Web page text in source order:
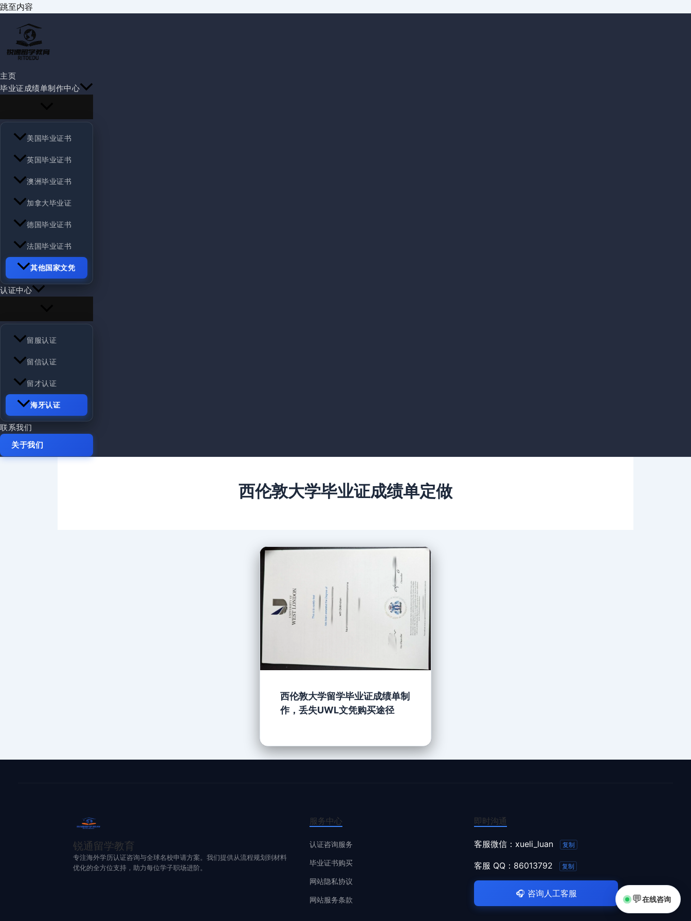
跳至内容
主页
毕业证成绩单制作中心
美国毕业证书
英国毕业证书
澳洲毕业证书
加拿大毕业证
德国毕业证书
法国毕业证书
其他国家文凭
认证中心
留服认证
留信认证
留才认证
海牙认证
联系我们
关于我们
西伦敦大学毕业证成绩单定做
西伦敦大学留学毕业证成绩单制
作，丢失UWL文凭购买途径
锐通留学教育
专注海外学历认证咨询与全球名校申请方案。我们提供从流程规划到材料
优化的全方位支持，助力每位学子职场进阶。
服务中心
认证咨询服务
毕业证书购买
网站隐私协议
网站服务条款
即时沟通
客服微信： xueli_luan 复制
客服 QQ： 86013792 复制
🎧 咨询人工客服 💬在线咨询